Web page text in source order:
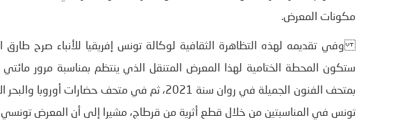
مكونات المعرض.
وفي تقديمه لهذه التظاهرة الثقافية لوكالة تونس إفريقيا للأنباء صرح
ستكون المحطة الختامية لهذا المعرض المتنقل الذي ينتظم بمناسبة مرور
تونس في المناسبتين من خلال قطع أثرية من قرطاج، مشيرا إلى أن المعرض